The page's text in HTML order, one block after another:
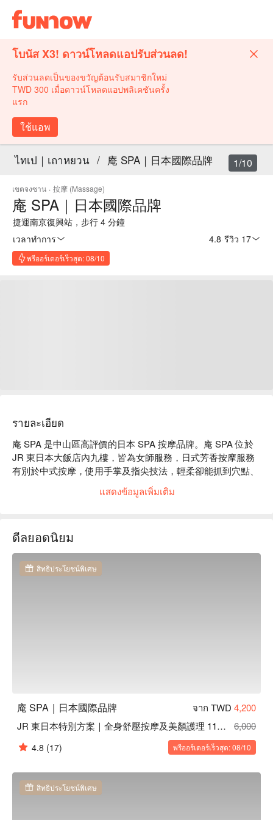
โบนัส X3! ดาวน์โหลดแอปรับส่วนลด!
รับส่วนลดเป็นของขวัญต้อนรับสมาชิกใหม่
TWD 300 เมื่อดาวน์โหลดแอปพลิเคชันครั้ง
แรก
ใช้แอพ
ไทเป｜เถาหยวน / 庵 SPA｜日本國際品牌
เขตจงซาน · 按摩 (Massage)
庵 SPA｜日本國際品牌
捷運南京復興站，步行 4 分鐘
เวลาทำการ
4.8 รีวิว 17
พรีออร์เดอร์เร็วสุด: 08/10
1/10
รายละเอียด
庵 SPA 是中山區高評價的日本 SPA 按摩品牌。庵 SPA 位於
JR 東日本大飯店內九樓，皆為女師服務，日式芳香按摩服務
有別於中式按摩，使用手掌及指尖技法，輕柔卻能抓到穴點、
庵 SPA 評價：Google 5 星好評
態度將日本細膩之美傳達給每一位客戶。
庵 SPA 預約、庵 SPA 價格立刻查看 ⬇︎
แสดงข้อมูลเพิ่มเติม
ดีลยอดนิยม
สิทธิประโยชน์พิเศษ
庵 SPA｜日本國際品牌 จาก TWD 4,200
JR 東日本特別方案｜全身舒壓按摩及美顏護理 110 min
6,000
4.8 (17) พรีออร์เดอร์เร็วสุด: 08/10
สิทธิประโยชน์พิเศษ